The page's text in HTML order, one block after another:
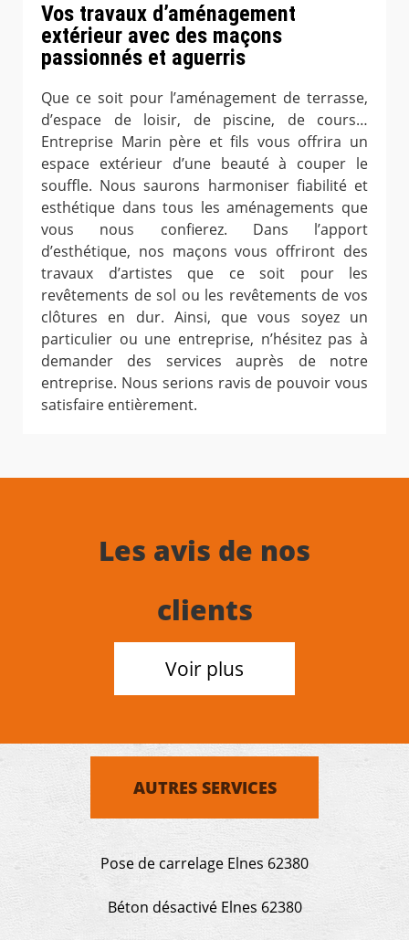
Vos travaux d’aménagement
extérieur avec des maçons
passionnés et aguerris
Que ce soit pour l’aménagement de terrasse,
d’espace de loisir, de piscine, de cours…
Entreprise Marin père et fils vous offrira un
espace extérieur d’une beauté à couper le
souffle. Nous saurons harmoniser fiabilité et
esthétique dans tous les aménagements que
vous nous confierez. Dans l’apport
d’esthétique, nos maçons vous offriront des
travaux d’artistes que ce soit pour les
revêtements de sol ou les revêtements de vos
clôtures en dur. Ainsi, que vous soyez un
particulier ou une entreprise, n’hésitez pas à
demander des services auprès de notre
entreprise. Nous serions ravis de pouvoir vous
satisfaire entièrement.
Les avis de nos
clients
Voir plus
AUTRES SERVICES
Pose de carrelage Elnes 62380
Béton désactivé Elnes 62380